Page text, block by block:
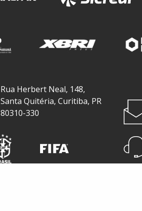
Rua Herbert Neal, 148,
Santa Quitéria, Curitiba, PR
80310-330